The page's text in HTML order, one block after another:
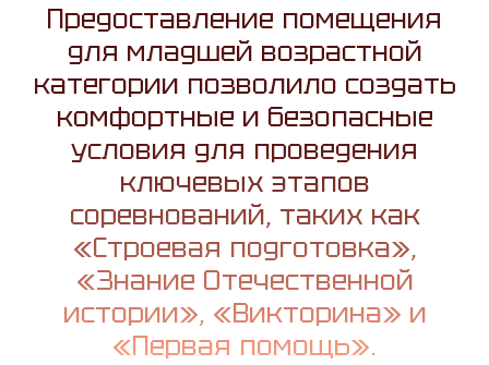
Предоставление помещения
для младшей возрастной
категории позволило создать
комфортные и безопасные
условия для проведения
ключевых этапов
соревнований, таких как
«Строевая подготовка»,
«Знание Отечественной
истории», «Викторина» и
«Первая помощь».